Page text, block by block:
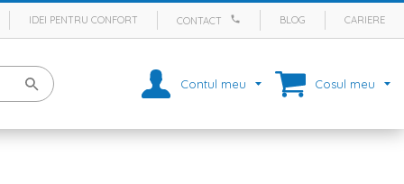
IDEI PENTRU CONFORT CONTACT BLOG CARIERE
Contul meu Cosul meu